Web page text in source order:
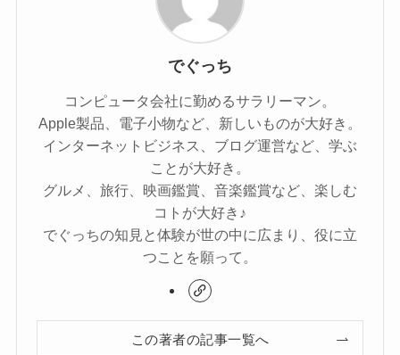
でぐっち
コンピュータ会社に勤めるサラリーマン。
Apple製品、電子小物など、新しいものが大好き。
インターネットビジネス、ブログ運営など、学ぶ
ことが大好き。
グルメ、旅行、映画鑑賞、音楽鑑賞など、楽しむ
コトが大好き♪
でぐっちの知見と体験が世の中に広まり、役に立
つことを願って。
この著者の記事一覧へ